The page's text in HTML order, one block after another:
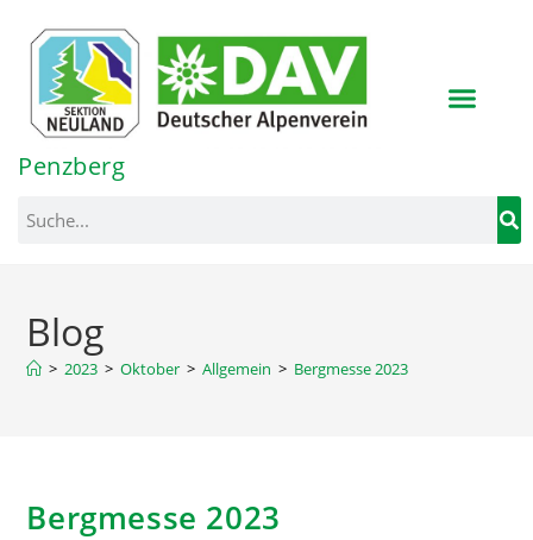
springen
Penzberg
Blog
> 2023 > Oktober > Allgemein > Bergmesse 2023
Bergmesse 2023